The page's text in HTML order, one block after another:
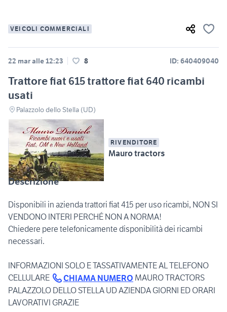
VEICOLI COMMERCIALI
22 mar alle 12:23 8 ID: 640409040
Trattore fiat 615 trattore fiat 640 ricambi
usati
Palazzolo dello Stella (UD)
RIVENDITORE
Mauro tractors
Descrizione
Disponibili in azienda trattori fiat 415 per uso ricambi, NON SI
VENDONO INTERI PERCHÉ NON A NORMA!
Chiedere pere telefonicamente disponibilità dei ricambi
necessari.
INFORMAZIONI SOLO E TASSATIVAMENTE AL TELEFONO
CELLULARE
CHIAMA NUMERO MAURO TRACTORS
PALAZZOLO DELLO STELLA UD AZIENDA GIORNI ED ORARI
LAVORATIVI GRAZIE